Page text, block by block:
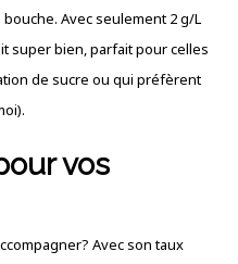
Avec seulement 2 g/L
super bien, parfait pour celles
de sucre ou qui préfèrent
vos
Avec son taux